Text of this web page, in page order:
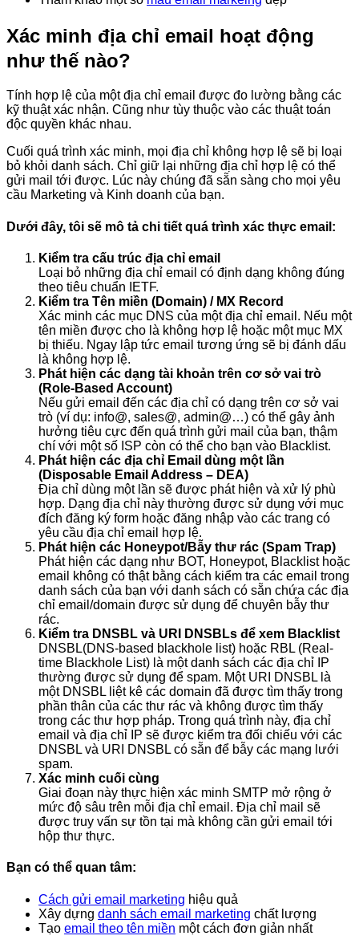
Xác minh địa chỉ email hoạt động
như thế nào?
Tính hợp lệ của một địa chỉ email được đo lường bằng các
kỹ thuật xác nhận. Cũng như tùy thuộc vào các thuật toán
độc quyền khác nhau.
Cuối quá trình xác minh, mọi địa chỉ không hợp lệ sẽ bị loại
bỏ khỏi danh sách. Chỉ giữ lại những địa chỉ hợp lệ có thể
gửi mail tới được. Lúc này chúng đã sẵn sàng cho mọi yêu
cầu Marketing và Kinh doanh của bạn.
Dưới đây, tôi sẽ mô tả chi tiết quá trình xác thực email:
Kiểm tra cấu trúc địa chỉ email
Loại bỏ những địa chỉ email có định dạng không đúng
theo tiêu chuẩn IETF.
Kiểm tra Tên miền (Domain) / MX Record
Xác minh các mục DNS của một địa chỉ email. Nếu một
tên miền được cho là không hợp lệ hoặc một mục MX
bị thiếu. Ngay lập tức email tương ứng sẽ bị đánh dấu
là không hợp lệ.
Phát hiện các dạng tài khoản trên cơ sở vai trò
(Role-Based Account)
Nếu gửi email đến các địa chỉ có dạng trên cơ sở vai
trò (ví dụ: info@, sales@, admin@…) có thể gây ảnh
hưởng tiêu cực đến quá trình gửi mail của bạn, thậm
chí với một số ISP còn có thể cho bạn vào Blacklist.
Phát hiện các địa chỉ Email dùng một lần
(Disposable Email Address – DEA)
Địa chỉ dùng một lần sẽ được phát hiện và xử lý phù
hợp. Dạng địa chỉ này thường được sử dụng với mục
đích đăng ký form hoặc đăng nhập vào các trang có
yêu cầu địa chỉ email hợp lệ.
Phát hiện các Honeypot/Bẫy thư rác (Spam Trap)
Phát hiện các dạng như BOT, Honeypot, Blacklist hoặc
email không có thật bằng cách kiểm tra các email trong
danh sách của bạn với danh sách có sẵn chứa các địa
chỉ email/domain được sử dụng để chuyên bẫy thư
rác.
Kiểm tra DNSBL và URI DNSBLs để xem Blacklist
DNSBL(DNS-based blackhole list) hoặc RBL (Real-
time Blackhole List) là một danh sách các địa chỉ IP
thường được sử dụng để spam. Một URI DNSBL là
một DNSBL liệt kê các domain đã được tìm thấy trong
phần thân của các thư rác và không được tìm thấy
trong các thư hợp pháp. Trong quá trình này, địa chỉ
email và địa chỉ IP sẽ được kiểm tra đối chiếu với các
DNSBL và URI DNSBL có sẵn để bẫy các mạng lưới
spam.
Xác minh cuối cùng
Giai đoạn này thực hiện xác minh SMTP mở rộng ở
mức độ sâu trên mỗi địa chỉ email. Địa chỉ mail sẽ
được truy vấn sự tồn tại mà không cần gửi email tới
hộp thư thực.
Bạn có thể quan tâm:
Cách gửi email marketing hiệu quả
Xây dựng danh sách email marketing chất lượng
Tạo email theo tên miền một cách đơn giản nhất